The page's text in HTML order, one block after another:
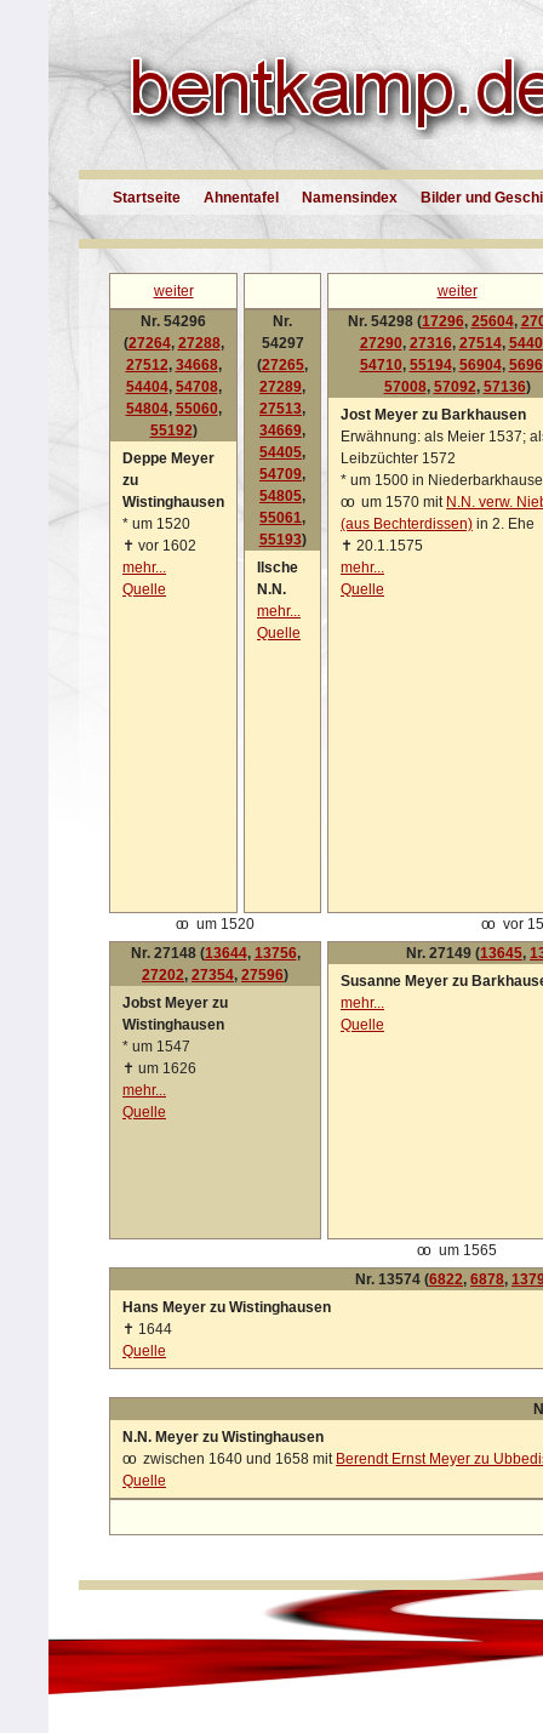
Startseite Ahnentafel Namensindex Bilder und
weiter
weiter
Nr. 54296
(27264, 27288,
27512, 34668,
54404, 54708,
54804, 55060,
55192)
Deppe Meyer
zu
Wistinghausen
* um 1520
✝ vor 1602
mehr...
Quelle
Nr.
54297
(27265,
27289,
27513,
34669,
54405,
54709,
54805,
55061,
55193)
Ilsche
N.N.
mehr...
Quelle
Nr. 54298 (17296, 25604,
27290, 27316, 27514,
54710, 55194, 56904,
57008, 57092, 57136)
Jost Meyer zu Barkhausen
Erwähnung: als Meier 1537;
Leibzüchter 1572
* um 1500 in
oo um 1570 mit N.N. verw.
(aus Bechterdissen) in 2. Ehe
✝ 20.1.1575
mehr...
Quelle
oo um 1520 oo
vor
Nr. 27148 (13644, 13756,
27202, 27354, 27596)
Jobst Meyer zu
Wistinghausen
* um 1547
✝ um 1626
mehr...
Quelle
Nr. 27149 (13645,
Susanne Meyer zu
mehr...
Quelle
oo
um 1565
Nr. 13574 (6822, 6878,
Hans Meyer zu Wistinghausen
✝ 1644
Quelle
N.N. Meyer zu Wistinghausen
oo zwischen 1640 und 1658 mit Berendt Ernst Meyer zu
Quelle